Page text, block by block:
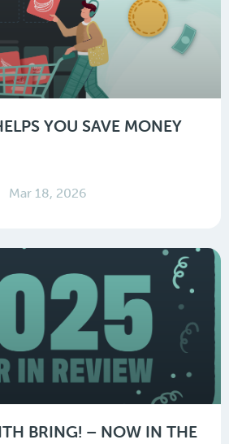
YOU SAVE MONEY
Mar 18, 2026
BRING! – NOW IN THE